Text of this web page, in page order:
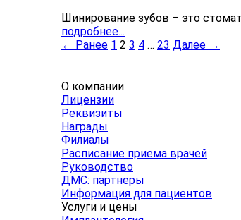
Шинирование зубов – это
подробнее...
← Ранее 1 2 3 4 … 23 Далее →
О компании
Лицензии
Реквизиты
Награды
Филиалы
Расписание приема врачей
Руководство
ДМС: партнеры
Информация для пациентов
Услуги и цены